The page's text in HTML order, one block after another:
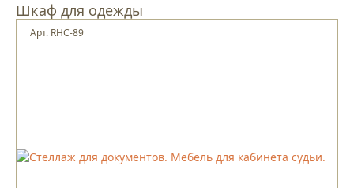
Шкаф для одежды
Арт. RHC-89